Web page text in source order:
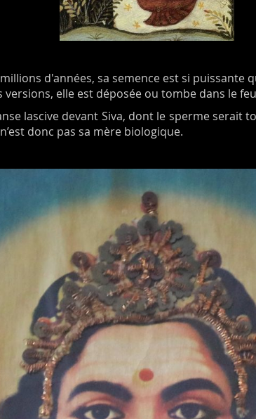
d'années, sa semence est si
elle est déposée ou tombe dans le
lascive devant Siva, dont le sperme serait
donc pas sa mère biologique.